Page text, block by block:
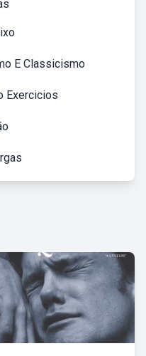
E Classicismo
Exercicios